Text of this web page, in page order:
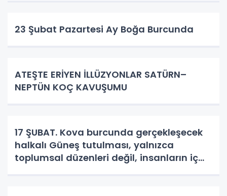
23 Şubat Pazartesi Ay Boğa Burcunda
ATEŞTE ERİYEN İLLÜZYONLAR SATÜRN–
NEPTÜN KOÇ KAVUŞUMU
17 ŞUBAT. Kova burcunda gerçekleşecek
halkalı Güneş tutulması, yalnızca
toplumsal düzenleri değil, insanların iç